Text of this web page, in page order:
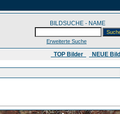
BILDSUCHE -
Erweiterte Suche
​ TOP Bilder NEUE